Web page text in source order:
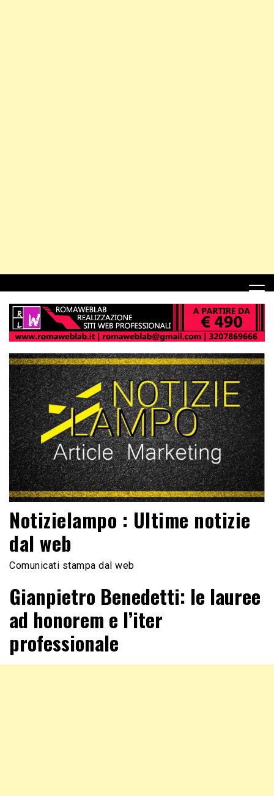
Notizielampo : Ultime notizie
dal web
Comunicati stampa dal web
Gianpietro Benedetti: le lauree
ad honorem e l’iter
professionale